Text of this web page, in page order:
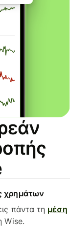
χρημάτων
πάντα τη μέση
Wise.